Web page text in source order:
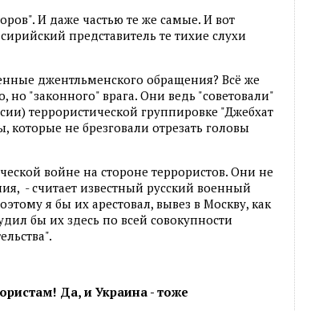
И даже частью те же самые. И вот
представитель те тихие слухи
джентльменского обращения? Всё же
но "законного" врага. Они ведь "советовали"
террористической группировке "Джебхат
не брезговали отрезать головы
войне на стороне террористов. Они не
- считает известный русский военный
я бы их арестовал, вывез в Москву, как
бы их здесь по всей совокупности
Да, и Украина - тоже